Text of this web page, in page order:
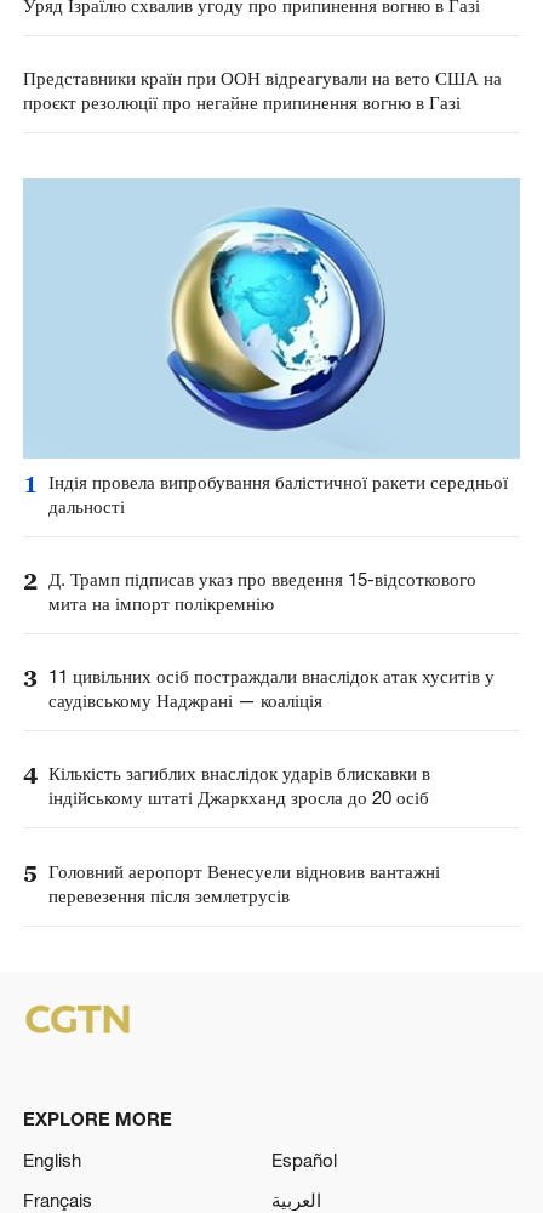
Уряд Ізраїлю схвалив угоду про припинення вогню в Газі
Представники країн при ООН відреагували на вето США на
проєкт резолюції про негайне припинення вогню в Газі
1
Індія провела випробування балістичної ракети середньої
дальності
2 Д. Трамп підписав указ про введення 15-відсоткового
мита на імпорт полікремнію
3 11 цивільних осіб постраждали внаслідок атак хуситів у
саудівському Наджрані — коаліція
4 Кількість загиблих внаслідок ударів блискавки в
індійському штаті Джаркханд зросла до 20 осіб
5 Головний аеропорт Венесуели відновив вантажні
перевезення після землетрусів
EXPLORE MORE
English
Español
Français
العربية